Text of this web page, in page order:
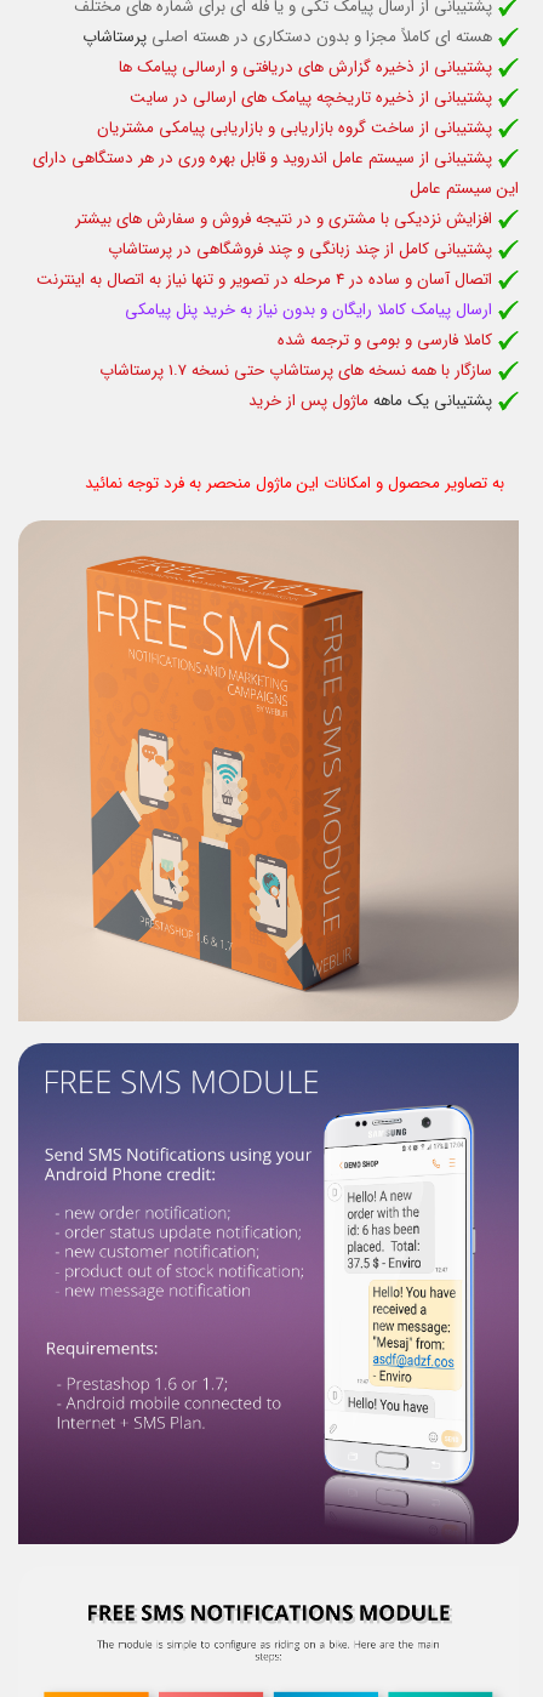
پشتیبانی از ارسال پیامک تکی و یا فله ای برای شماره های مختلف
هسته ای کاملاً مجزا و بدون دستکاری در هسته اصلی پرستاشاپ
پشتیبانی از ذخیره گزارش های دریافتی و ارسالی پیامک ها
پشتیبانی از ذخیره تاریخچه پیامک های ارسالی در سایت
پشتیبانی از ساخت گروه بازاریابی و بازاریابی پیامکی مشتریان
پشتیبانی از سیستم عامل اندروید و قابل بهره وری در هر دستگاهی دارای
این سیستم عامل
افزایش نزدیکی با مشتری و در نتیجه فروش و سفارش های بیشتر
پشتیبانی کامل از چند زبانگی و چند فروشگاهی در پرستاشاپ
اتصال آسان و ساده در 4 مرحله در تصویر و تنها نیاز به اتصال به اینترنت
ارسال پیامک کاملا رایگان و بدون نیاز به خرید پنل پیامکی
کاملا فارسی و بومی و ترجمه شده
سازگار با همه نسخه های پرستاشاپ حتی نسخه 1.7 پرستاشاپ
پشتیبانی یک ماههماژول پس از خرید
به تصاویر محصول و امکانات این ماژول منحصر به فرد توجه نمائید